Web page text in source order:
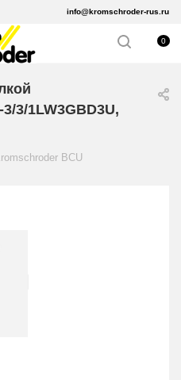
info@kromschroder-rus.ru
0
3/1LW3GBD3U,
BCU